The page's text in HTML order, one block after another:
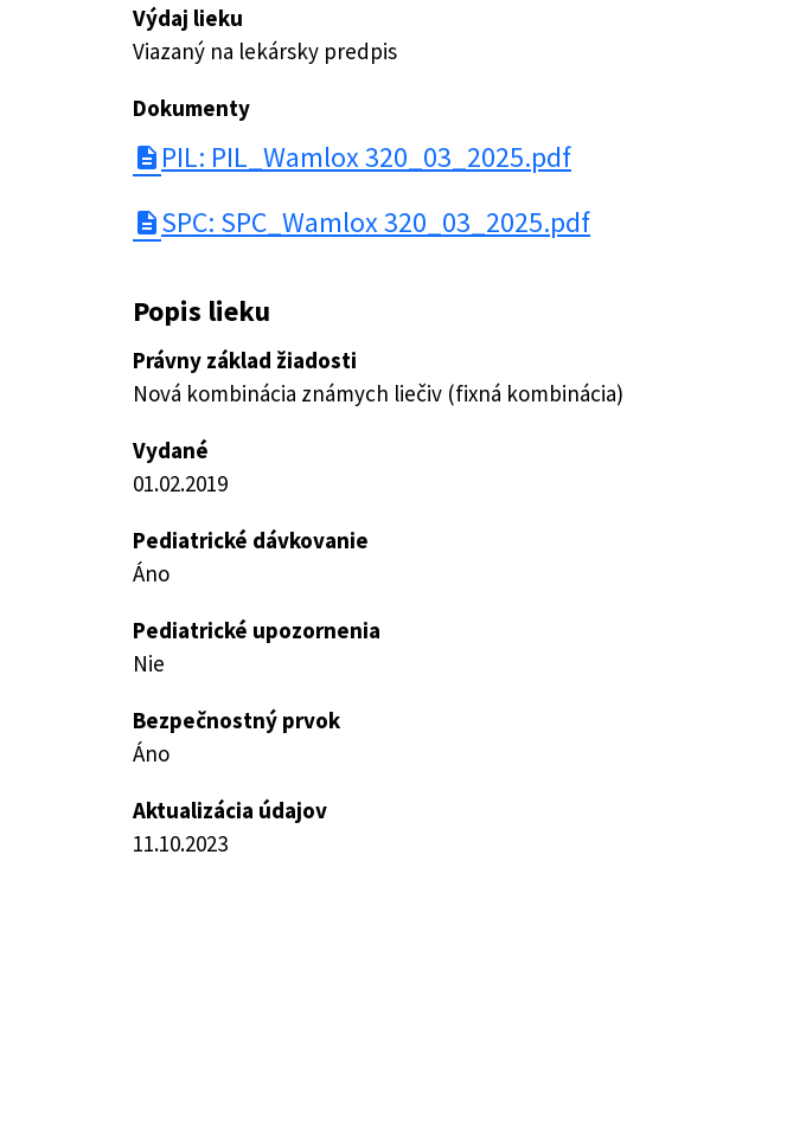
Výdaj lieku
Viazaný na lekársky predpis
Dokumenty
description PIL: PIL_Wamlox 320_03_2025.pdf
description SPC: SPC_Wamlox 320_03_2025.pdf
Popis lieku
Právny základ žiadosti
Nová kombinácia známych liečiv (fixná kombinácia)
Vydané
01.02.2019
Pediatrické dávkovanie
Áno
Pediatrické upozornenia
Nie
Bezpečnostný prvok
Áno
Aktualizácia údajov
11.10.2023